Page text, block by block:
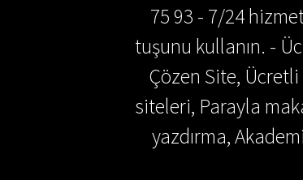
75 93 - 7/24
tuşunu kullanın. -
Çözen Site, Ücretli
siteleri, Parayla
yazdırma,